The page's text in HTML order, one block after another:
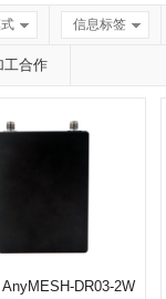
信息标签
工合作
DR03-2W